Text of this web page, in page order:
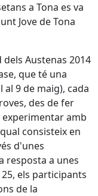
a Tona es va
Jove de Tona
dels Austenas 2014
que té una
9 de maig), cada
des de fer
amb
consisteix en
d'unes
resposta a unes
els participants
de la